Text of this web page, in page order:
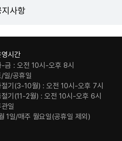
지사항
영시간
-금 : 오전 10시-오후 8시
/일/공휴일
절기(3-10월) : 오전 10시-오후 7시
절기(11-2월) : 오전 10시-오후 6시
일
1일/매주 월요일(공휴일 제외)